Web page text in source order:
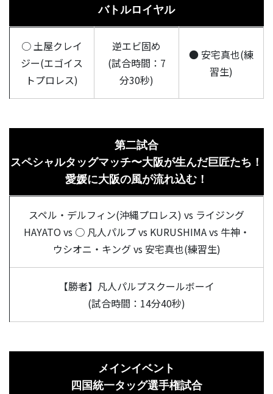
バトルロイヤル
○ 土屋クレイ
ジー(エゴイス
トプロレス)
逆エビ固め
(試合時間：7
分30秒)
● 安宅真也(練
習生)
第二試合
スペシャルタッグマッチ〜大阪が生んだ巨匠たち！
愛媛に大阪の風が流れ込む！
スペル・デルフィン(沖縄プロレス) vs ライジング
HAYATO vs ○ 凡人パルプ vs KURUSHIMA vs 牛神・
ウシオニ・キング vs 安宅真也(練習生)
【勝者】凡人パルプスクールボーイ
(試合時間：14分40秒)
メインイベント
四国統一タッグ選手権試合